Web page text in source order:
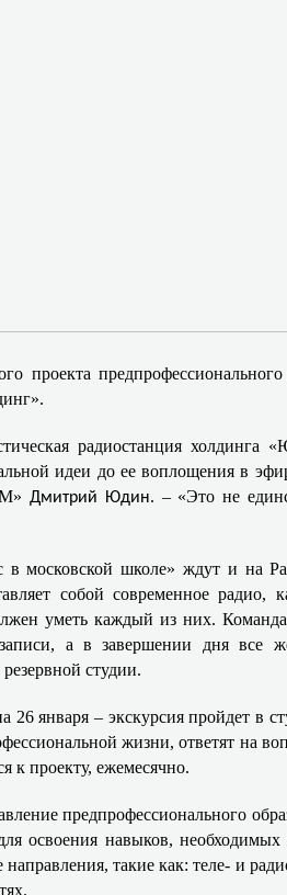
проекта
радиостанция
идеи до ее воплощения в
Дмитрий Юдин. – «Это не
в московской школе» ждут и на
собой современное радио,
уметь каждый из них. Команда
а в завершении дня все
студии.
января – экскурсия пройдет в
жизни, ответят на
к проекту, ежемесячно.
предпрофессионального
освоения навыков,
такие как: теле- и